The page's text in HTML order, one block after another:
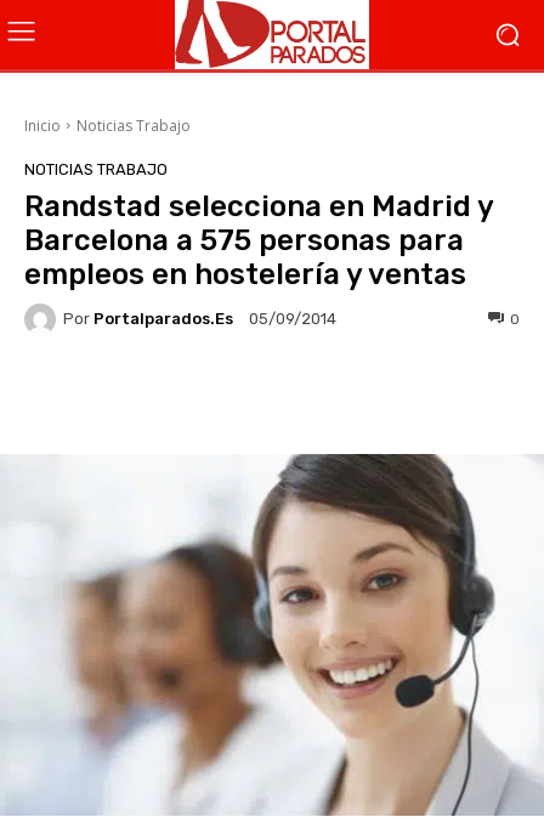
Inicio Noticias Trabajo
NOTICIAS TRABAJO
Randstad selecciona en Madrid y
Barcelona a 575 personas para
empleos en hostelería y ventas
Por Portalparados.es 05/09/2014 0